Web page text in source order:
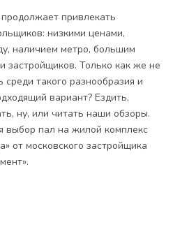
привлекать
низкими ценами,
наличием метро, большим
застройщиков. Только как же не
среди такого разнообразия и
вариант? Ездить,
ну, или читать наши обзоры.
выбор пал на жилой комплекс
от московского застройщика